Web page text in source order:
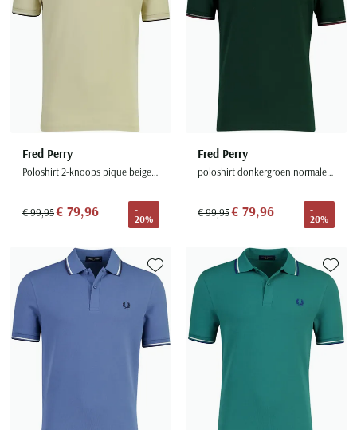
Fred Perry
Poloshirt 2-knoops pique beige 100% katoen
€ 99,95€ 79,96
-
20%
Fred Perry
poloshirt donkergroen normale fit korte mouw
€ 99,95€ 79,96
-
20%
Toevoegen aan favorieten